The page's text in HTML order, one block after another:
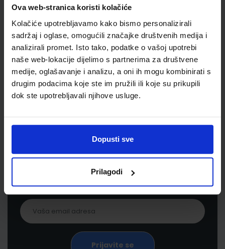
Ova web-stranica koristi kolačiće
Kolačiće upotrebljavamo kako bismo personalizirali
sadržaj i oglase, omogućili značajke društvenih medija i
analizirali promet. Isto tako, podatke o vašoj upotrebi
naše web-lokacije dijelimo s partnerima za društvene
medije, oglašavanje i analizu, a oni ih mogu kombinirati s
drugim podacima koje ste im pružili ili koje su prikupili
dok ste upotrebljavali njihove usluge.
Dopusti sve
Prilagodi
Reg br min
8018-DOM
Newsletter prijava
Prijavite se kako bi primali informacije o novim
proizvodima i uslugama, akcijama i drugim